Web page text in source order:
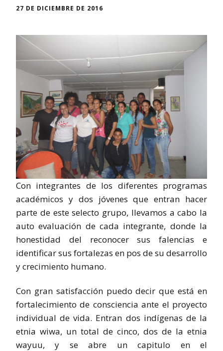
27 DE DICIEMBRE DE 2016
Con integrantes de los diferentes programas
académicos y dos jóvenes que entran hacer
parte de este selecto grupo, llevamos a cabo la
auto evaluación de cada integrante, donde la
honestidad del reconocer sus falencias e
identificar sus fortalezas en pos de su desarrollo
y crecimiento humano.
Con gran satisfacción puedo decir que está en
fortalecimiento de consciencia ante el proyecto
individual de vida. Entran dos indígenas de la
etnia wiwa, un total de cinco, dos de la etnia
wayuu, y se abre un capitulo en el